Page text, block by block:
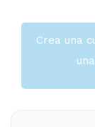
Crea una